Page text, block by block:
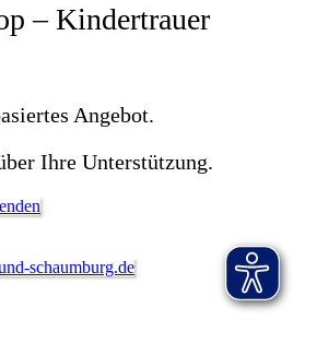
– Kindertrauer
Angebot.
Ihre Unterstützung.
schaumburg.de